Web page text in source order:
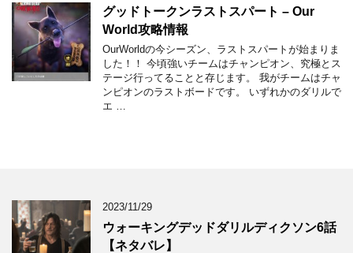
グッドトークンラストスパート – Our
World攻略情報
OurWorldの今シーズン、ラストスパートが始まりま
した！！ 今頃強いチームはチャンピオン、究極とス
テージ行ってることと存じます。 我がチームはチャ
ンピオンのラストボードです。 いずれかのダリルで
エ …
2023/11/29
ウォーキングデッドダリルディクソン6話
【ネタバレ】